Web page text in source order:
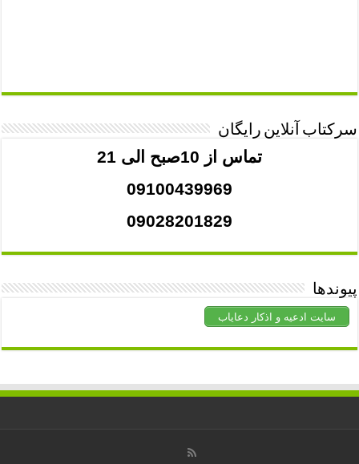
سرکتاب آنلاین رایگان
تماس از 10صبح الی 21
09100439969
09028201829
پیوندها
سایت ادعیه و اذکار دعایاب